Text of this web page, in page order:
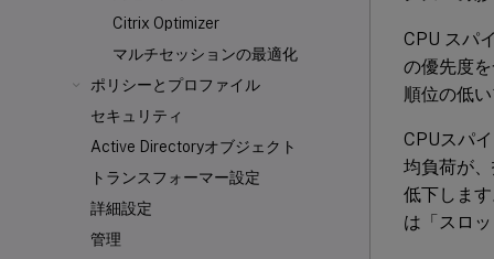
Citrix Optimizer
マルチセッションの最適化
ポリシーとプロファイル
セキュリティ
Active Directoryオブジェクト
トランスフォーマー設定
詳細設定
管理
CPU スパ
の優先度
順位の低
CPUスパ
均負荷が
低下しま
は「スロ